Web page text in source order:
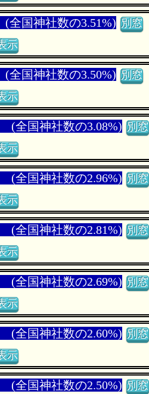
全国神社数の3.51%) 別窓
示
全国神社数の3.50%) 別窓
示
(全国神社数の3.08%) 別窓
示
(全国神社数の2.96%) 別窓
示
(全国神社数の2.81%) 別窓
示
(全国神社数の2.69%) 別窓
示
(全国神社数の2.60%) 別窓
示
(全国神社数の2.50%) 別窓